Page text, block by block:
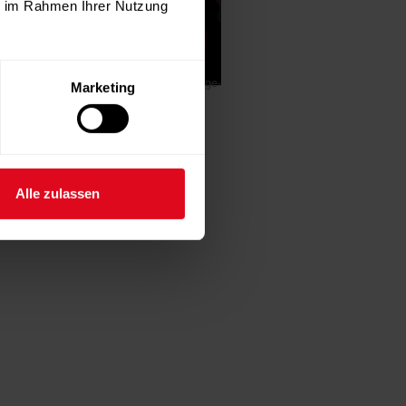
Rahmen Ihrer Nutzung
Marketing
Alle zulassen
-Anzeige-